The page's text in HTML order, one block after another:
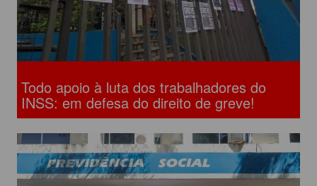
Todo apoio à luta dos trabalhadores do
INSS: em defesa do direito de greve!